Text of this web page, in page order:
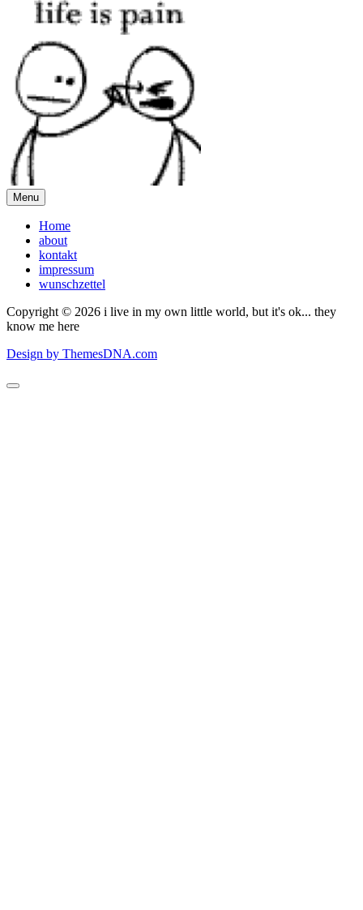
Menu
Home
about
kontakt
impressum
wunschzettel
Copyright © 2026 i live in my own little world, but it's ok... they
know me here
Design by ThemesDNA.com
Scroll